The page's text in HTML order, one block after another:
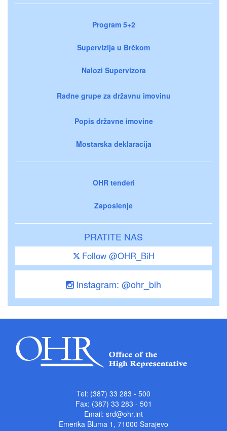
Program 5+2
Supervizija u Brčkom
Nalozi Supervizora
Radne grupe za državnu imovinu
Popis državne imovine
Mostarska deklaracija
OHR tenderi
Zaposlenje
PRATITE NAS
Follow @OHR_BiH
Instagram: @ohr_bih
Tel: (387) 33 283 - 500
Fax: (387) 33 283 - 501
Email: srd@ohr.int
Emerika Bluma 1, 71000 Sarajevo